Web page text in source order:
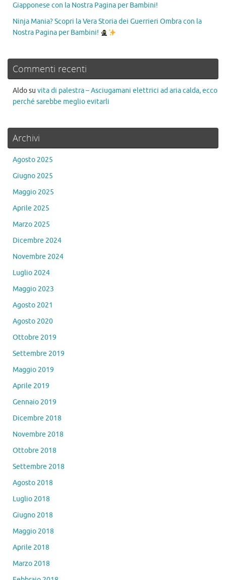
Giapponese con la Nostra Pagina per Bambini!
Ninja Mania? Scopri la Vera Storia dei Guerrieri Ombra con la
Nostra Pagina per Bambini!
Commenti recenti
Aldosu vita di palestra – Asciugamani elettrici ad aria calda, ecco
perché sarebbe meglio evitarli
Archivi
Agosto 2025
Giugno 2025
Maggio 2025
Aprile 2025
Marzo 2025
Dicembre 2024
Novembre 2024
Luglio 2024
Maggio 2023
Agosto 2021
Agosto 2020
Ottobre 2019
Settembre 2019
Maggio 2019
Aprile 2019
Gennaio 2019
Dicembre 2018
Novembre 2018
Ottobre 2018
Settembre 2018
Agosto 2018
Luglio 2018
Giugno 2018
Maggio 2018
Aprile 2018
Marzo 2018